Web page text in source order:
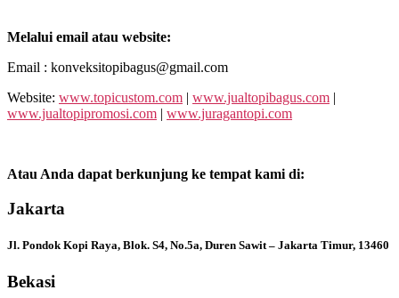
Melalui email atau website:
Email : konveksitopibagus@gmail.com
Website: www.topicustom.com | www.jualtopibagus.com |
www.jualtopipromosi.com | www.juragantopi.com
Atau Anda dapat berkunjung ke tempat kami di:
Jakarta
Jl. Pondok Kopi Raya, Blok. S4, No.5a, Duren Sawit – Jakarta Timur, 13460
Bekasi